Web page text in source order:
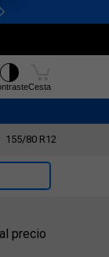
Cesta
155/80 R12
precio